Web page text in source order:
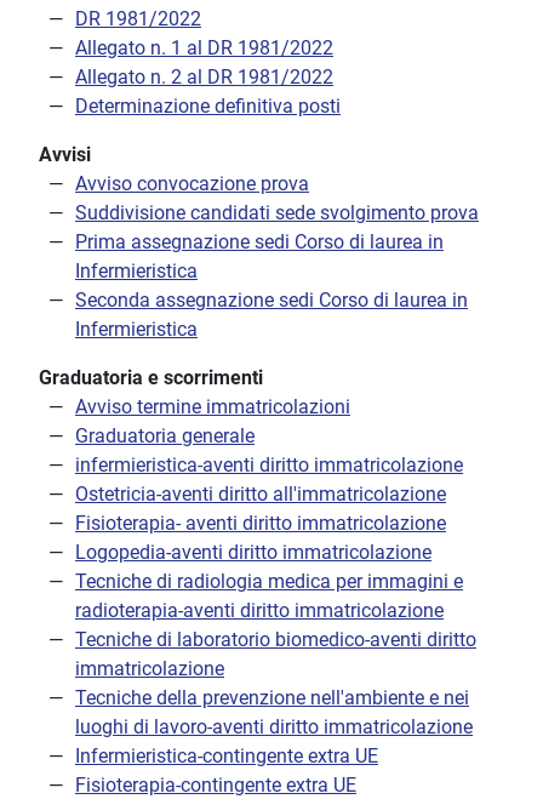
DR 1981/2022
Allegato n. 1 al DR 1981/2022
Allegato n. 2 al DR 1981/2022
Determinazione definitiva posti
Avvisi
Avviso convocazione prova
Suddivisione candidati sede svolgimento prova
Prima assegnazione sedi Corso di laurea in
Infermieristica
Seconda assegnazione sedi Corso di laurea in
Infermieristica
Graduatoria e scorrimenti
Avviso termine immatricolazioni
Graduatoria generale
infermieristica-aventi diritto immatricolazione
Ostetricia-aventi diritto all'immatricolazione
Fisioterapia- aventi diritto immatricolazione
Logopedia-aventi diritto immatricolazione
Tecniche di radiologia medica per immagini e
radioterapia-aventi diritto immatricolazione
Tecniche di laboratorio biomedico-aventi diritto
immatricolazione
Tecniche della prevenzione nell'ambiente e nei
luoghi di lavoro-aventi diritto immatricolazione
Infermieristica-contingente extra UE
Fisioterapia-contingente extra UE